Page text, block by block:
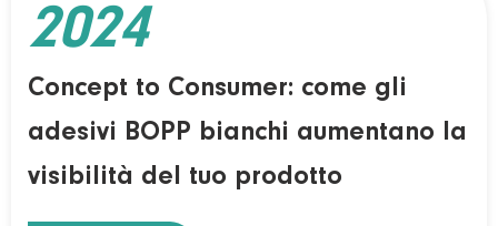
Concept to Consumer: come gli
adesivi BOPP bianchi aumentano la
visibilità del tuo prodotto
2024